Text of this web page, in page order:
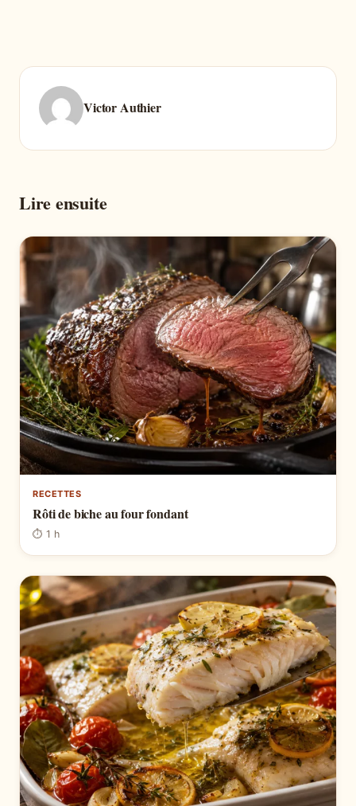
Victor Authier
Lire ensuite
RECETTES
Rôti de biche au four fondant
⏱ 1 h